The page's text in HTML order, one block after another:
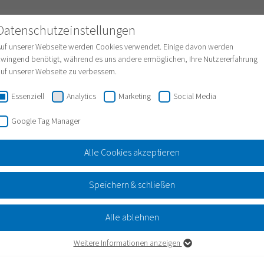
Assistent
Gebärdensprache Leichte Sprache
für unsere Mitarbeiterinnen
sich aus. Wir bieten unseren Mitarbeiterinnen und
Betriebliche Zusatzleistungen und regelmäßige
Und eine teamorientierte
und Trinkwasser. Wir tragen die Energiewende ins
unserer Webseite werden Cookies verwendet. Einige davon werden
benötigt, während es uns andere ermöglichen, Ihre Nutzererfahrung
unserer Webseite zu verbessern.
Essenziell Analytics Marketing Social Media
Google Tag Manager
Alle Cookies akzeptieren
Speichern & schließen
Alle ablehnen
Weitere Informationen anzeigen